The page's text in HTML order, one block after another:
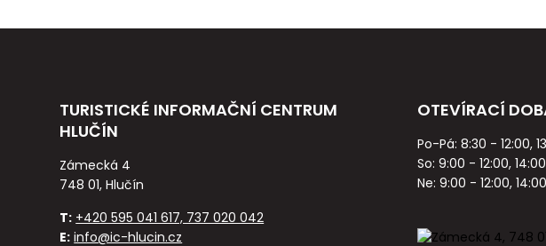
TURISTICKÉ INFORMAČNÍ CENTRUM
HLUČÍN
Zámecká 4
748 01, Hlučín
T: +420 595 041 617, 737 020 042
E: info@ic-hlucin.cz
OTEVÍRACÍ
Po-Pá: 8:30 - 12:00,
So: 9:00 - 12:00,
Ne: 9:00 - 12:00,